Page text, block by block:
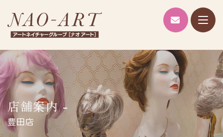
NAO-
ブランド紹介
NAO-ART
Alicia lulu
RIS
ヘッドスパ
店舗案内 -
豊田店